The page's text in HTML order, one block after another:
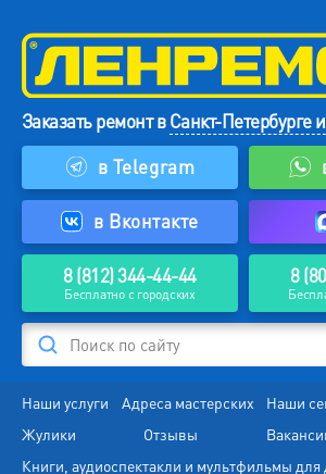
Заказать ремонт вСанкт-Петербурге
в Telegram
в Вконтакте
8 (812) 344-44-44
Бесплатно с городских
8
Поиск по сайту
Наши услуги Адреса мастерских Наши
Жулики
Отзывы
Книги, аудиоспектакли и мультфильмы для